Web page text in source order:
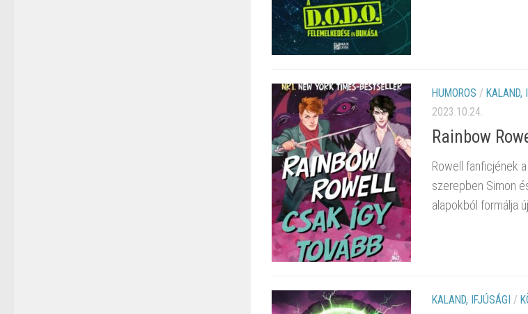
HUMOROS / KALAND,
2023.10.24.
Rainbow
Rowell fanficjének
szerepben Simon
alapokból formálja
KALAND, IFJÚSÁGI /